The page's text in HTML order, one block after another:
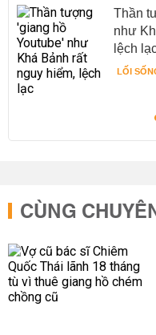
Thần
như
lệch
LỐI
CÙNG